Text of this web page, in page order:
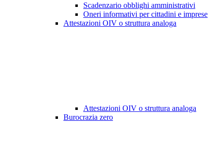
Scadenzario obblighi amministrativi
Oneri informativi per cittadini e imprese
Attestazioni OIV o struttura analoga
Attestazioni OIV o struttura analoga
Burocrazia zero